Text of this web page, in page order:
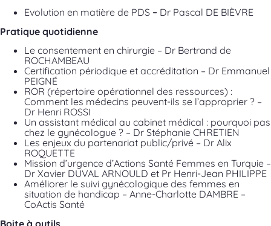
Evolution en matière de PDS – Dr Pascal DE BIÈVRE
Pratique quotidienne
Le consentement en chirurgie – Dr Bertrand de
ROCHAMBEAU
Certification périodique et accréditation – Dr Emmanuel
PEIGNÉ
ROR (répertoire opérationnel des ressources) :
Comment les médecins peuvent-ils se l’approprier ? –
Dr Henri ROSSI
Un assistant médical au cabinet médical : pourquoi pas
chez le gynécologue ? – Dr Stéphanie CHRETIEN
Les enjeux du partenariat public/privé – Dr Alix
ROQUETTE
Mission d’urgence d’Actions Santé Femmes en Turquie –
Dr Xavier DUVAL ARNOULD et Pr Henri-Jean PHILIPPE
Améliorer le suivi gynécologique des femmes en
situation de handicap – Anne-Charlotte DAMBRE –
CoActis Santé
Boite à outils